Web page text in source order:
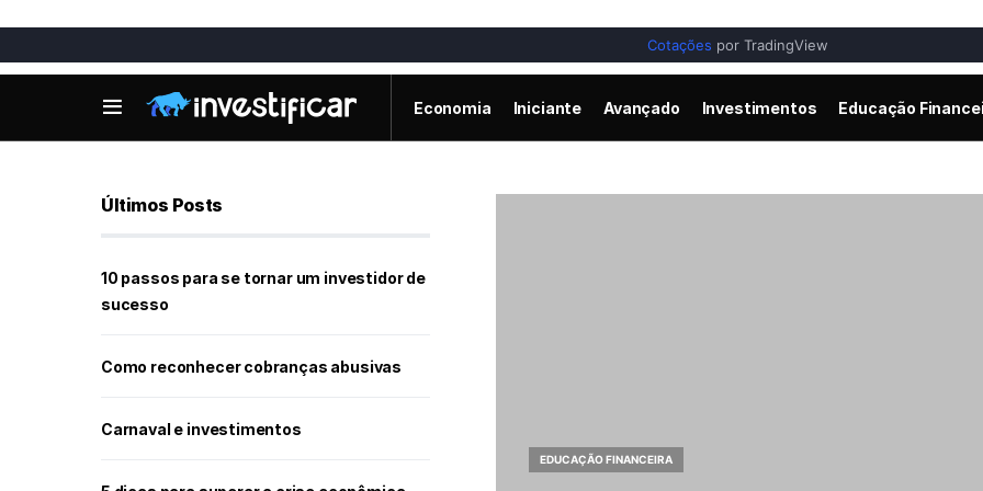
Cotações por TradingView
Economia Iniciante Avançado Investimentos Educação
EDUCAÇÃO FINANCEIRA
Últimos Posts
10 passos para se tornar um investidor de
sucesso
Como reconhecer cobranças abusivas
Carnaval e investimentos